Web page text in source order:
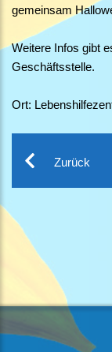
gemeinsam
Weitere Infos gibt
Geschäftsstelle.
Ort:
Zurück